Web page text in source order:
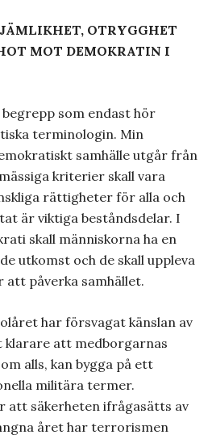
OTRYGGHET
MOT DEMOKRATIN I
som endast hör
terminologin. Min
samhälle utgår från
kriterier skall vara
rättigheter för alla och
är viktiga beståndsdelar. I
skall människorna ha en
utkomst och de skall uppleva
påverka samhället.
har försvagat känslan av
att medborgarnas
alls, kan bygga på ett
militära termer.
att säkerheten ifrågasätts av
året har terrorismen